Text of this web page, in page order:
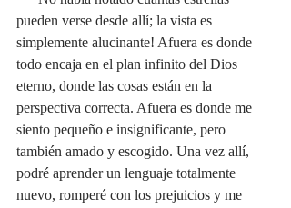
pueden verse desde allí; la vista es
simplemente alucinante! Afuera es donde
todo encaja en el plan infinito del Dios
eterno, donde las cosas están en la
perspectiva correcta. Afuera es donde me
siento pequeño e insignificante, pero
también amado y escogido. Una vez allí,
podré aprender un lenguaje totalmente
nuevo, romperé con los prejuicios y me